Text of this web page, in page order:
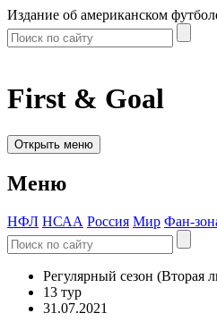
Издание об американском
First & Goal
Открыть меню
Меню
НФЛ НСАА Россия Мир Фан-
Регулярный сезон (Вторая
13 тур
31.07.2021